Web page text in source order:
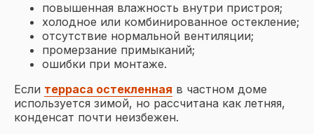
повышенная влажность внутри пристроя;
холодное или комбинированное остекление;
отсутствие нормальной вентиляции;
промерзание примыканий;
ошибки при монтаже.
Если терраса остекленная в частном доме
используется зимой, но рассчитана как летняя,
конденсат почти неизбежен.